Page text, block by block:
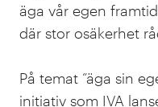
äga vår egen
där stor osäkerhet
På temat ”äga sin
initiativ som IVA